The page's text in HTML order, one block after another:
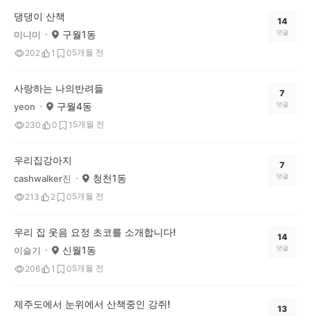
댕댕이 산책
미니미 구월1동
202 1 05개월 전
14
댓글
사랑하는 나의반려들
yeon 구월4동
230 0 1 5개월 전
7
댓글
우리집강아지
cashwalker진 청천1동
213 2 05개월 전
7
댓글
우리 집 웃음 요정 초코를 소개합니다!
이슬기 신월1동
206 1 05개월 전
14
댓글
제주도에서 눈위에서 산책중인 강쥐! 13